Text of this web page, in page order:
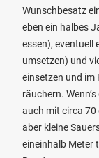
Wunschbesatz
eben ein halbes
essen), eventuell
umsetzen) und
einsetzen und im
räuchern.
auch mit circa 70
aber kleine
eineinhalb Meter